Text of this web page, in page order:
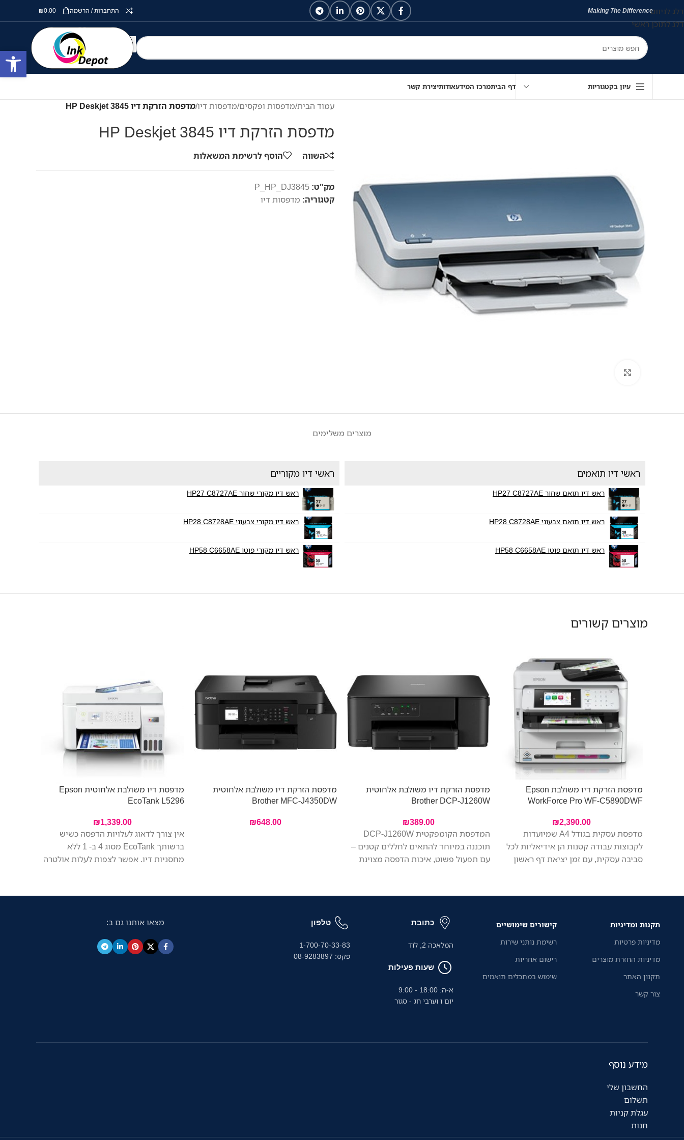
דלג לניווט
דלג לתוכן ראשי
Making The Difference התחברות / הרשמה ₪0.00
עיון בקטגוריות דף הביתמרכז המידעאודותיצירת קשר
עמוד הבית/מדפסות ופקסים/מדפסות דיו/מדפסת הזרקת דיו HP Deskjet 3845
מדפסת הזרקת דיו HP Deskjet 3845
השווה הוסף לרשימת המשאלות
מק"ט: P_HP_DJ3845
קטגוריה: מדפסות דיו
מוצרים משלימים
ראשי דיו תואמים
ראש דיו תואם שחור HP27 C8727AE
ראש דיו תואם צבעוני HP28 C8728AE
ראש דיו תואם פוטו HP58 C6658AE
ראשי דיו מקוריים
ראש דיו מקורי שחור HP27 C8727AE
ראש דיו מקורי צבעוני HP28 C8728AE
ראש דיו מקורי פוטו HP58 C6658AE
מוצרים קשורים
מדפסת הזרקת דיו משולבת Epson
WorkForce Pro WF-C5890DWF
₪2,390.00
מדפסת עסקית בגודל A4 שמיועדות
לקבוצות עבודה קטנות הן אידיאליות לכל
סביבה עסקית, עם זמן יציאת דף ראשון
נמוכה ושילוב מערכות מאובטח של זרימת
מדפסת הזרקת דיו משולבת אלחוטית
Brother DCP-J1260W
₪389.00
המדפסת הקומפקטית DCP-J1260W
תוכננה במיוחד להתאים לחללים קטנים –
עם תפעול פשוט, איכות הדפסה מצוינת
האלחוטי מאפשר לכל בני הבית להדפיס
באמצעות אפליקציית Brother Mobile
מדפסת הזרקת דיו משולבת אלחוטית
Brother MFC-J4350DW
₪648.00
מדפסת דיו משולבת אלחוטית Epson
EcoTank L5296
₪1,339.00
אין צורך לדאוג לעלויות הדפסה כשיש
ברשותך EcoTank מסוג 4 ב- 1 ללא
מחסניות דיו. אפשר לצפות לעלות אולטרה
עד 290% מעלויות הדיו. מדפסת הזרקת
Ethernet.
תקנות ומדיניות
מדיניות פרטיות
מדיניות החזרת מוצרים
תקנון האתר
צור קשר
קישורים שימושיים
רשימת נותני שירות
רישום אחריות
שימוש במתכלים תואמים
כתובת
המלאכה 2, לוד
שעות פעילות
א-ה: 18:00 - 9:00
יום ו וערבי חג - סגור
טלפון
1-700-70-33-83
פקס: 08-9283897
מצאו אותנו גם ב:
מידע נוסף
החשבון שלי
תשלום
עגלת קניות
חנות
פתח